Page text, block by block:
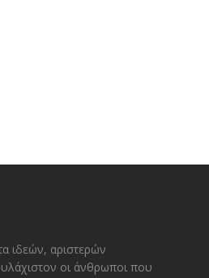
ιδεών, αριστερών
οι άνθρωποι που